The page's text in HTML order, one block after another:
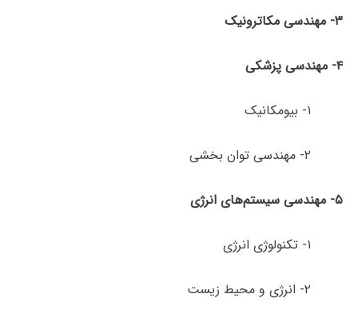
۳- مهندسی مکاترونیک
۴- مهندسی پزشکی
۱- بیومکانیک
۲- مهندسی توان بخشی
۵- مهندسی سیستم‌های انرژی
۱- تکنولوژی انرژی
۲- انرژی و محیط زیست